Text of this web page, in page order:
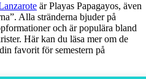
är Playas Papagayos, även
Alla stränderna bjuder på
och är populära bland
Här kan du läsa mer om de
favorit för semestern på